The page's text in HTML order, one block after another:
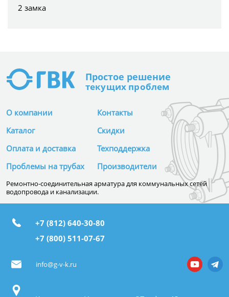
2 замка
Простое решение
текущих проблем
О компании
Каталог
Оплата и доставка
Скидки
Техподдержка
Производители
Проблемы на трубах
Контакты
Ремонтно-соединительная арматура для коммунальных сетей
водопровода и канализации.
+7 (812) 640-30-80
+7 (800) 511-07-67
info@g-v-k.ru